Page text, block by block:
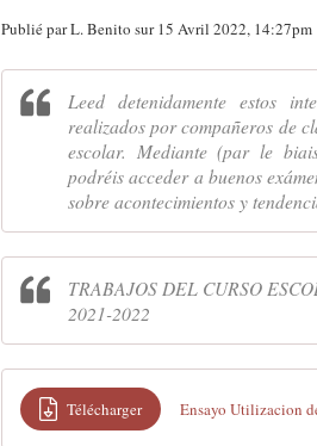
Publié par L. Benito sur 15 Avril 2022, 14:27pm
Leed detenidamente estos
realizados por compañeros de
escolar. Mediante (par le
podréis acceder a buenos
sobre acontecimientos y
TRABAJOS DEL CURSO
2021-2022
Télécharger Ensayo Utilizacion